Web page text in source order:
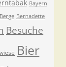
Bayern
Berge Bernadette
Besuche
Bier